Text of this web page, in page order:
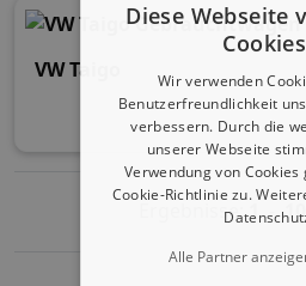
VW Taigo
Ergebnisse:1-10
Diese Webseite
Wir verwenden
Benutzerfreundlichkeit
verbessern. Durch die
unserer Webseite
Verwendung von
Cookie-Richtlinie zu.
Alle Partner